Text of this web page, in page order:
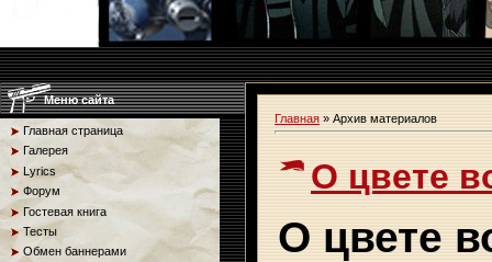
Меню сайта
Главная страница
Галерея
Lyrics
Форум
Гостевая книга
Тесты
Обмен баннерами
Главная » Архив материалов
О цвете
О цвете